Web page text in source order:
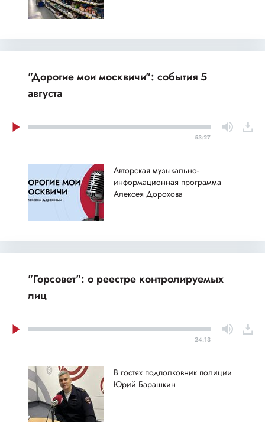
"Дорогие мои москвичи": события 5
августа
53:27
Авторская музыкально-
информационная программа
Алексея Дорохова
"Горсовет": о реестре контролируемых
лиц
24:13
В гостях подполковник полиции
Юрий Барашкин